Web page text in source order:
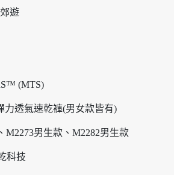
遊
(MTS)
力透氣速乾褲(男女款皆有)
M2273男生款、M2282男生款
科技